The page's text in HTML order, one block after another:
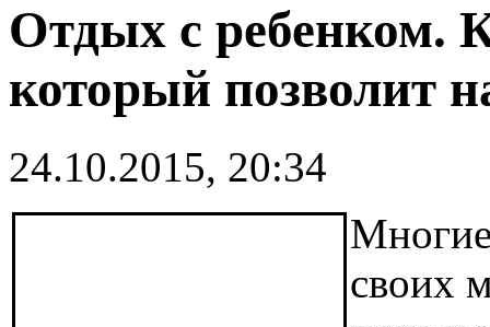
Отдых с ребенком.
который позволит
24.10.2015, 20:34
своих